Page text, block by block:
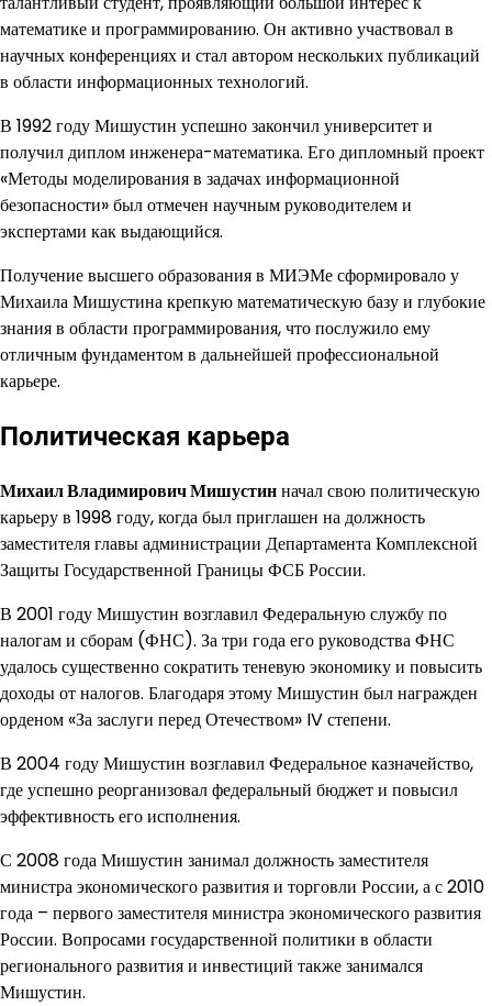
математике и программированию. Он активно участвовал в
научных конференциях и стал автором нескольких публикаций
в области информационных технологий.
В 1992 году Мишустин успешно закончил университет и
получил диплом инженера-математика. Его дипломный проект
«Методы моделирования в задачах информационной
безопасности» был отмечен научным руководителем и
экспертами как выдающийся.
Получение высшего образования в МИЭМе сформировало у
Михаила Мишустина крепкую математическую базу и глубокие
знания в области программирования, что послужило ему
отличным фундаментом в дальнейшей профессиональной
карьере.
Политическая карьера
Михаил Владимирович Мишустинначал свою политическую
карьеру в 1998 году, когда был приглашен на должность
заместителя главы администрации Департамента Комплексной
Защиты Государственной Границы ФСБ России.
В 2001 году Мишустин возглавил Федеральную службу по
налогам и сборам (ФНС). За три года его руководства ФНС
удалось существенно сократить теневую экономику и повысить
доходы от налогов. Благодаря этому Мишустин был награжден
орденом «За заслуги перед Отечеством» IV степени.
В 2004 году Мишустин возглавил Федеральное казначейство,
где успешно реорганизовал федеральный бюджет и повысил
эффективность его исполнения.
С 2008 года Мишустин занимал должность заместителя
министра экономического развития и торговли России, а с 2010
года – первого заместителя министра экономического развития
России. Вопросами государственной политики в области
регионального развития и инвестиций также занимался
Мишустин.